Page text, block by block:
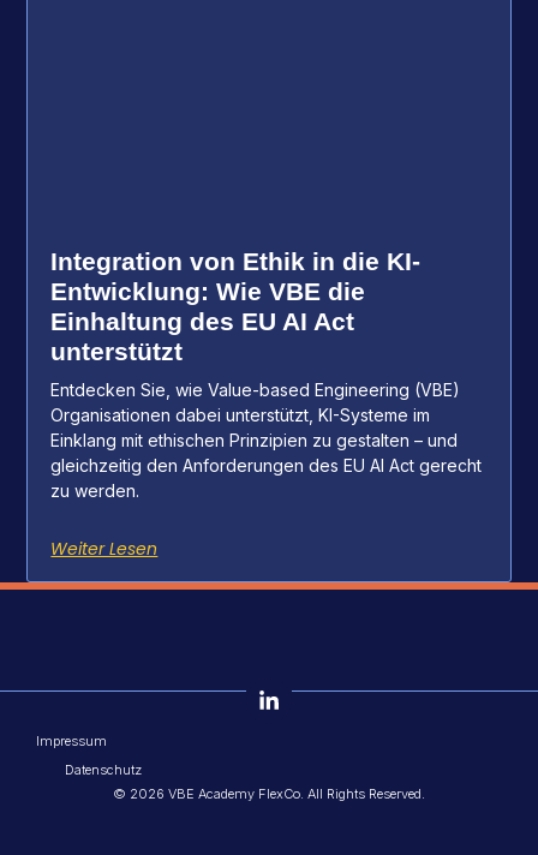
Integration von Ethik in die KI-
Entwicklung: Wie VBE die
Einhaltung des EU AI Act
unterstützt
Entdecken Sie, wie Value-based Engineering (VBE)
Organisationen dabei unterstützt, KI-Systeme im
Einklang mit ethischen Prinzipien zu gestalten – und
gleichzeitig den Anforderungen des EU AI Act gerecht
zu werden.
Weiter Lesen
Impressum
© 2026 VBE Academy FlexCo. All Rights Reserved.
Datenschutz